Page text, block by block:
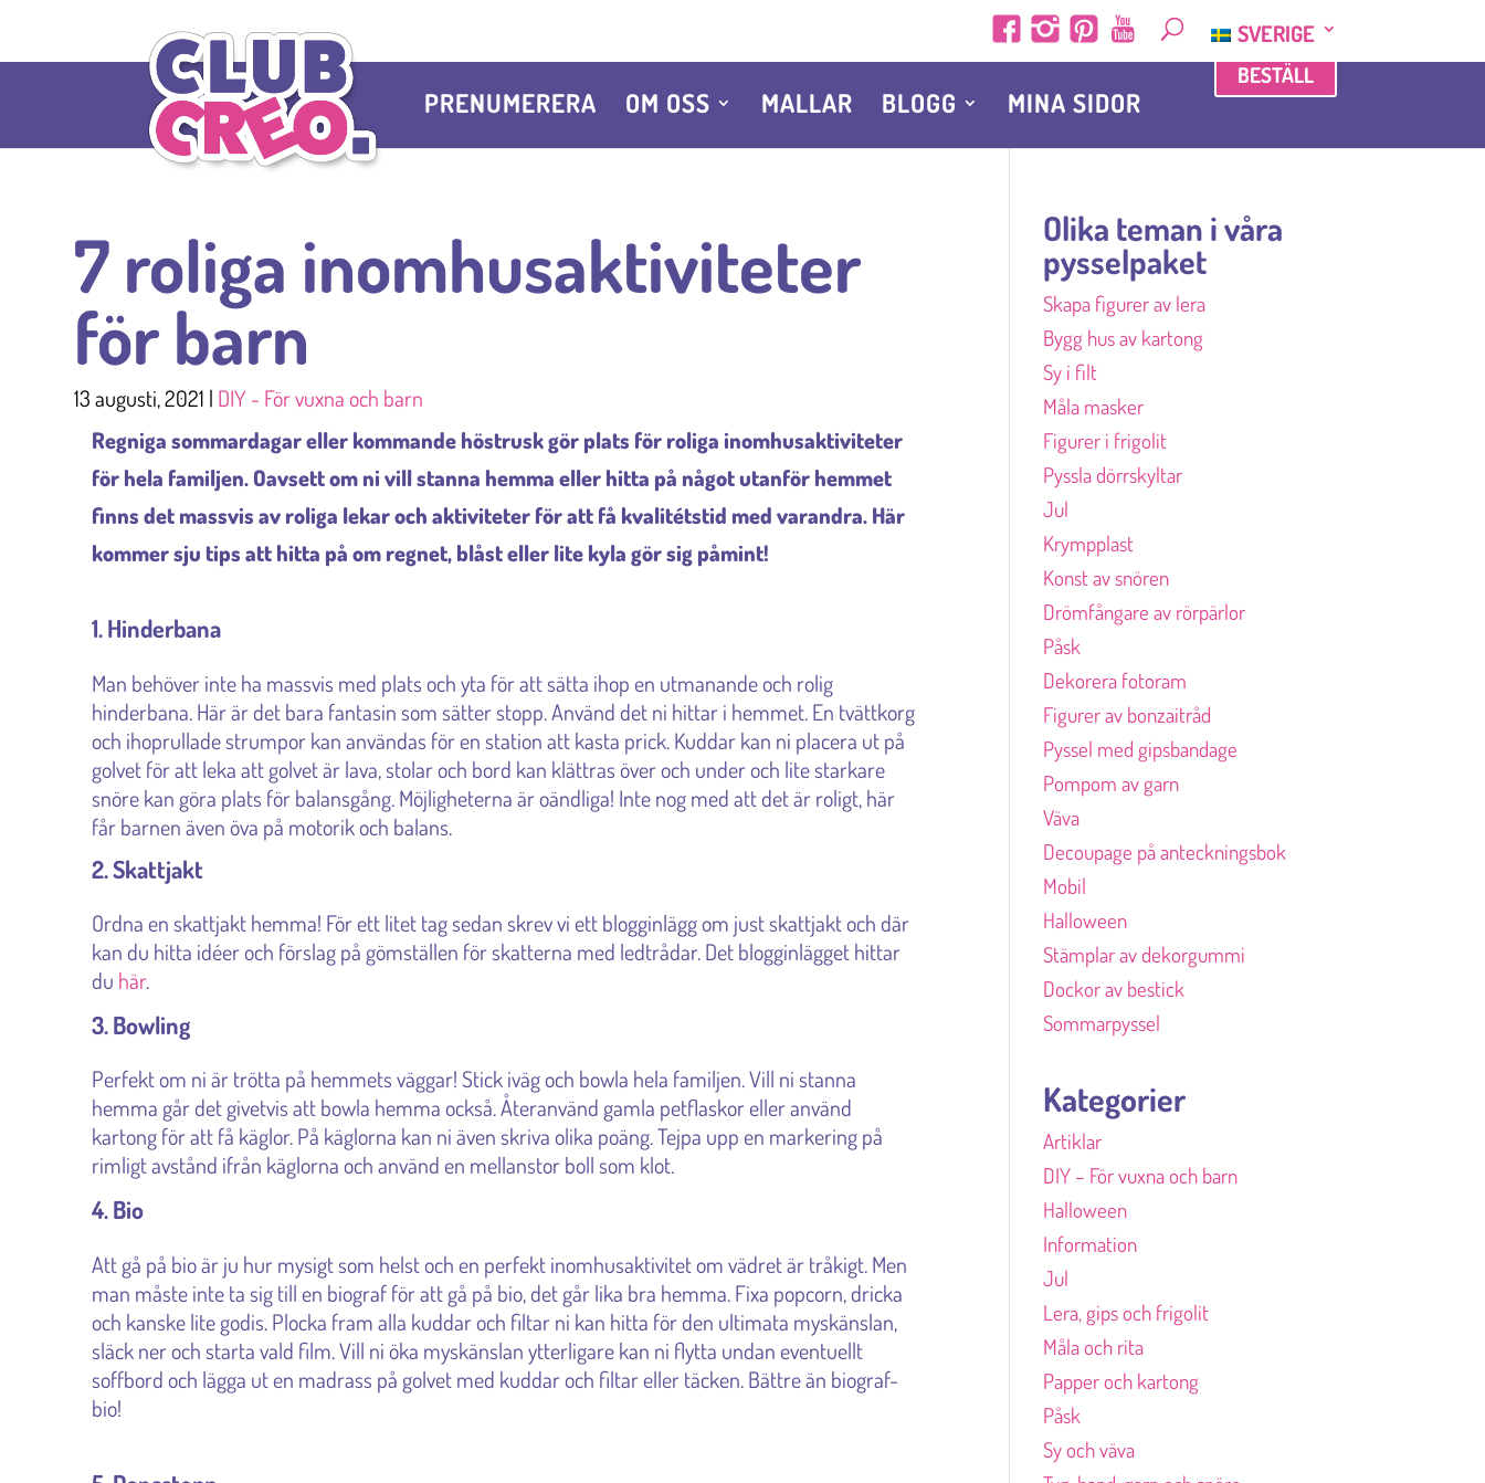
SVERIGE
PRENUMERERA OM OSS MALLAR BLOGG MINA SIDOR
BESTÄLL
7 roliga inomhusaktiviteter
för barn
13 augusti, 2021 | DIY - För vuxna och barn
Regniga sommardagar eller kommande höstrusk gör plats för roliga inomhusaktiviteter
för hela familjen. Oavsett om ni vill stanna hemma eller hitta på något utanför hemmet
finns det massvis av roliga lekar och aktiviteter för att få kvalitétstid med varandra. Här
kommer sju tips att hitta på om regnet, blåst eller lite kyla gör sig påmint!
1. Hinderbana
Man behöver inte ha massvis med plats och yta för att sätta ihop en utmanande och rolig
hinderbana. Här är det bara fantasin som sätter stopp. Använd det ni hittar i hemmet. En tvättkorg
och ihoprullade strumpor kan användas för en station att kasta prick. Kuddar kan ni placera ut på
golvet för att leka att golvet är lava, stolar och bord kan klättras över och under och lite starkare
snöre kan göra plats för balansgång. Möjligheterna är oändliga! Inte nog med att det är roligt, här
får barnen även öva på motorik och balans.
2. Skattjakt
Ordna en skattjakt hemma! För ett litet tag sedan skrev vi ett blogginlägg om just skattjakt och där
kan du hitta idéer och förslag på gömställen för skatterna med ledtrådar. Det blogginlägget hittar
du här.
3. Bowling
Perfekt om ni är trötta på hemmets väggar! Stick iväg och bowla hela familjen. Vill ni stanna
hemma går det givetvis att bowla hemma också. Återanvänd gamla petflaskor eller använd
kartong för att få käglor. På käglorna kan ni även skriva olika poäng. Tejpa upp en markering på
rimligt avstånd ifrån käglorna och använd en mellanstor boll som klot.
4. Bio
Att gå på bio är ju hur mysigt som helst och en perfekt inomhusaktivitet om vädret är tråkigt. Men
man måste inte ta sig till en biograf för att gå på bio, det går lika bra hemma. Fixa popcorn, dricka
och kanske lite godis. Plocka fram alla kuddar och filtar ni kan hitta för den ultimata myskänslan,
släck ner och starta vald film. Vill ni öka myskänslan ytterligare kan ni flytta undan eventuellt
soffbord och lägga ut en madrass på golvet med kuddar och filtar eller täcken. Bättre än biograf-
bio!
Olika teman i våra
pysselpaket
Skapa figurer av lera
Bygg hus av kartong
Sy i filt
Måla masker
Figurer i frigolit
Pyssla dörrskyltar
Jul
Krympplast
Konst av snören
Drömfångare av rörpärlor
Påsk
Dekorera fotoram
Figurer av bonzaitråd
Pyssel med gipsbandage
Pompom av garn
Väva
Decoupage på anteckningsbok
Mobil
Halloween
Stämplar av dekorgummi
Dockor av bestick
Sommarpyssel
Kategorier
Artiklar
DIY – För vuxna och barn
Halloween
Information
Jul
Lera, gips och frigolit
Måla och rita
Papper och kartong
Påsk
Sy och väva